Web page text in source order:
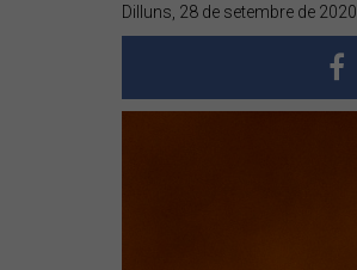
Dilluns, 28 de setembre de 2020